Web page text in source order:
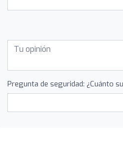
Pregunta de seguridad: ¿Cuánto